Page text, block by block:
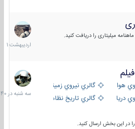
میلیتاری را دریافت کنید.
30
1401
هوايي
گالري نيروي زميني
گالري تاریخ نظامی
این بخش ارسال کنید.
سه
شنبه
در